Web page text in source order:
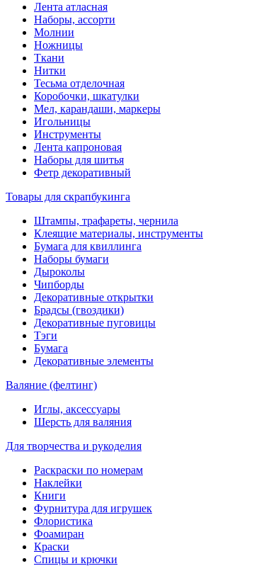
Лента атласная
Наборы, ассорти
Молнии
Ножницы
Ткани
Нитки
Тесьма отделочная
Коробочки, шкатулки
Мел, карандаши, маркеры
Игольницы
Инструменты
Лента капроновая
Наборы для шитья
Фетр декоративный
Товары для скрапбукинга
Штампы, трафареты, чернила
Клеящие материалы, инструменты
Бумага для квиллинга
Наборы бумаги
Дыроколы
Чипборды
Декоративные открытки
Брадсы (гвоздики)
Декоративные пуговицы
Тэги
Бумага
Декоративные элементы
Валяние (фелтинг)
Иглы, аксессуары
Шерсть для валяния
Для творчества и рукоделия
Раскраски по номерам
Наклейки
Книги
Фурнитура для игрушек
Флористика
Фоамиран
Краски
Спицы и крючки